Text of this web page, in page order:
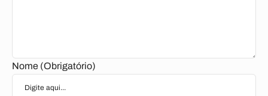
Nome (Obrigatório)